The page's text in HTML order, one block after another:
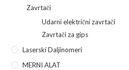
Zavrtači
Udarni električni zavrtači
Zavrtači za gips
Laserski Daljinomeri
MERNI ALAT